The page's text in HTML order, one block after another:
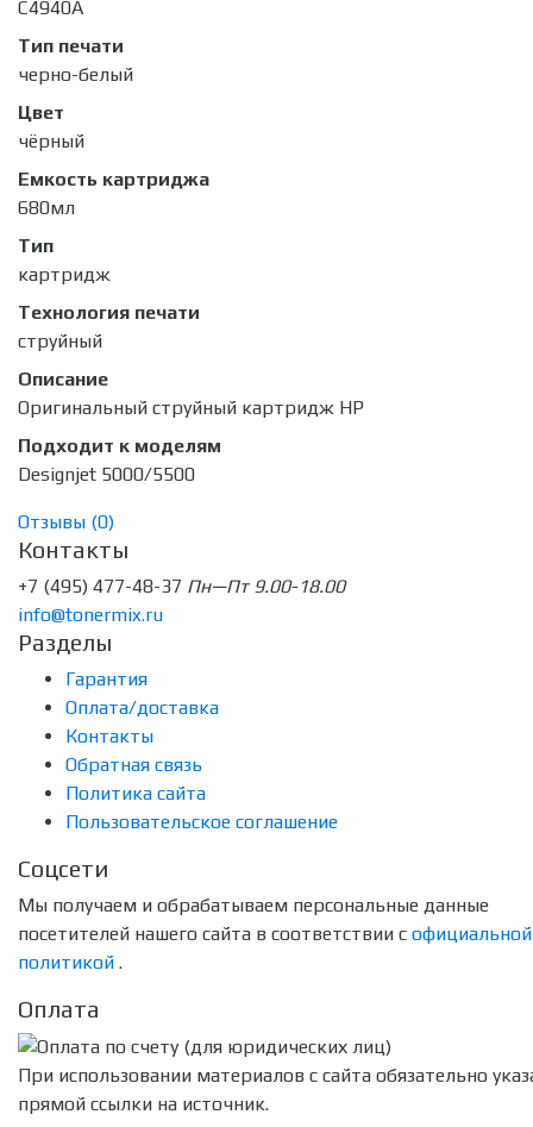
C4940A
Тип печати
черно-белый
Цвет
чёрный
Емкость картриджа
680мл
Тип
картридж
Технология печати
струйный
Описание
Оригинальный струйный картридж HP
Подходит к моделям
Designjet 5000/5500
Отзывы (0)
Контакты
+7 (495) 477-48-37 Пн—Пт 9.00-18.00
info@tonermix.ru
Разделы
Гарантия
Оплата/доставка
Контакты
Обратная связь
Политика сайта
Пользовательское соглашение
Соцсети
Мы получаем и обрабатываем персональные данные
посетителей нашего сайта в соответствии с официальной
политикой .
Оплата
При использовании материалов с сайта обязательно
прямой ссылки на источник.